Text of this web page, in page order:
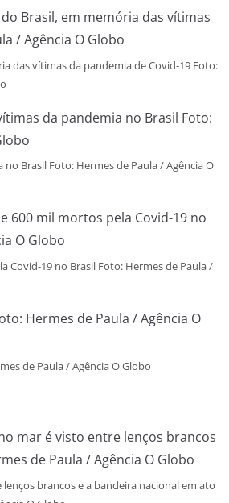
das vítimas da pandemia de Covid-19 Foto:
Brasil Foto: Hermes de Paula / Agência O
Covid-19 no Brasil Foto: Hermes de Paula /
de Paula / Agência O Globo
brancos e a bandeira nacional em ato